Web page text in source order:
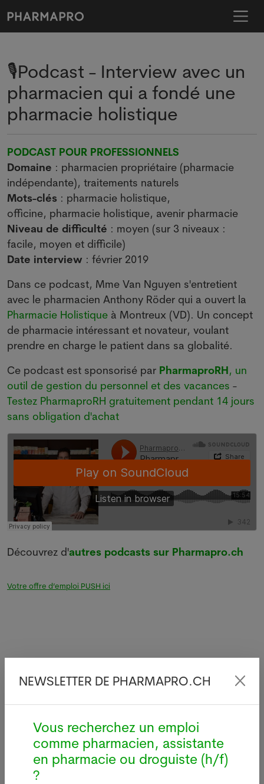
🎙️Podcast - Interview avec un
pharmacien qui a fondé une
pharmacie holistique
PODCAST POUR PROFESSIONNELS
Domaine : pharmacien propriétaire (pharmacie
indépendante), traitements naturels
Mots-clés : pharmacie holistique,
officine, pharmacie holistique, avenir pharmacie
Niveau de difficulté : moyen (sur 3 niveaux :
facile, moyen et difficile)
Date interview : février 2019
Dans ce podcast, Mme Van Nguyen s'entretient
avec le pharmacien Anthony Röder qui a ouvert la
Pharmacie Holistique à Montreux (VD). Un concept
de pharmacie intéressant et novateur, voulant
prendre en charge le patient dans sa globalité.
Ce podcast est sponsorisé par PharmaproRH, un
outil de gestion du personnel et des vacances -
Testez PharmaproRH gratuitement pendant 14 jours
sans obligation d'achat
Découvrez d'autres podcasts sur Pharmapro.ch
Votre offre d’emploi PUSH ici
Italie : une femme aveugle
recouvre la vue après une
greffe inédite
28.07.2026
NEWSLETTER DE PHARMAPRO.CH
Vous recherchez un emploi
comme pharmacien, assistante
en pharmacie ou droguiste (h/f)
?